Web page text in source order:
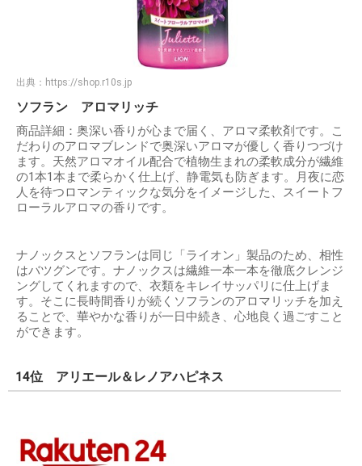
出典： https://shop.r10s.jp
ソフラン アロマリッチ
商品詳細：奥深い香りが心まで届く、アロマ柔軟剤です。こ
だわりのアロマブレンドで奥深いアロマが優しく香りつづけ
ます。天然アロマオイル配合で植物生まれの柔軟成分が繊維
の1本1本まで柔らかく仕上げ、静電気も防ぎます。月夜に恋
人を待つロマンティックな気分をイメージした、スイートフ
ローラルアロマの香りです。
ナノックスとソフランは同じ「ライオン」製品のため、相性
はバツグンです。ナノックスは繊維一本一本を徹底クレンジ
ングしてくれますので、衣類をキレイサッパリに仕上げま
す。そこに長時間香りが続くソフランのアロマリッチを加え
ることで、華やかな香りが一日中続き、心地良く過ごすこと
ができます。
14位 アリエール＆レノアハピネス